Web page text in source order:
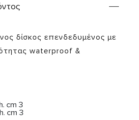
δίσκος επενδεδυμένος με
waterproof &
cm 3
cm 3